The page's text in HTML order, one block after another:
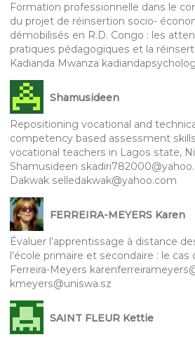
Formation professionnelle dans le
du projet de réinsertion socio-
démobilisés en R.D. Congo : les
pratiques pédagogiques et la
Kadianda Mwanza
Shamusideen
Repositioning vocational and
competency based assessment
vocational teachers in Lagos state,
Shamusideen
Dakwak selledakwak@yahoo.com
FERREIRA-MEYERS Karen
Évaluer l’apprentissage à distance
l’école primaire et secondaire : le cas
Ferreira-Meyers
kmeyers@uniswa.sz
SAINT FLEUR Kettie